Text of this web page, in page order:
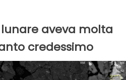
aveva molta
credessimo